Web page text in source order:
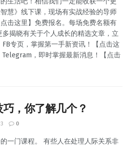
慧》线下课，现场有实战经验的导师
击这里】免费报名。每场免费名额有
揭晓有关于个人成长的精选文章，立
专页，掌握第一手新资讯！【点击这
，即时掌握最新消息！【点击
，你了解几个？
0
一门课程。 有些人在处理人际关系非